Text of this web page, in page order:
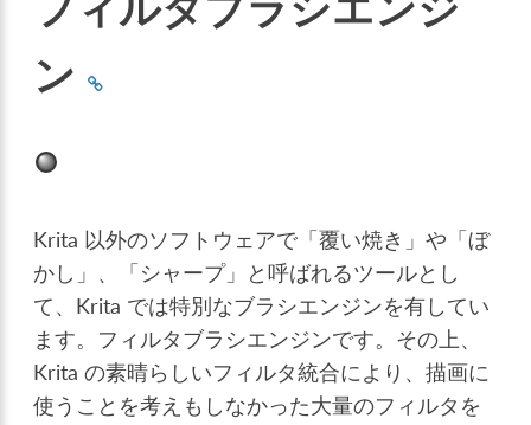
ン
Krita 以外のソフトウェアで「覆い焼き」や「ぼ
かし」、「シャープ」と呼ばれるツールとし
て、Krita では特別なブラシエンジンを有してい
ます。フィルタブラシエンジンです。その上、
Krita の素晴らしいフィルタ統合により、描画に
使うことを考えもしなかった大量のフィルタを